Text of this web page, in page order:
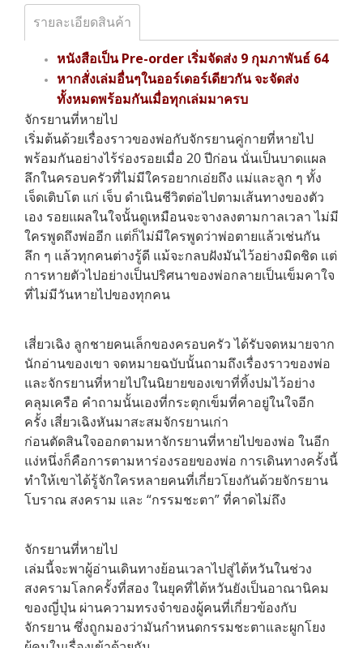
รายละเอียดสินค้า
หนังสือเป็น Pre-order เริ่มจัดส่ง 9 กุมภาพันธ์ 64
หากสั่งเล่มอื่นๆในออร์เดอร์เดียวกัน จะจัดส่ง
ทั้งหมดพร้อมกันเมื่อทุกเล่มมาครบ
จักรยานที่หายไป
เริ่มต้นด้วยเรื่องราวของพ่อกับจักรยานคู่กายที่หายไป
พร้อมกันอย่างไร้ร่องรอยเมื่อ 20 ปีก่อน นั่นเป็นบาดแผล
ลึกในครอบครัวที่ไม่มีใครอยากเอ่ยถึง แม่และลูก ๆ ทั้ง
เจ็ดเติบโต แก่ เจ็บ ดำเนินชีวิตต่อไปตามเส้นทางของตัว
เอง รอยแผลในใจนั้นดูเหมือนจะจางลงตามกาลเวลา ไม่มี
ใครพูดถึงพ่ออีก แต่ก็ไม่มีใครพูดว่าพ่อตายแล้วเช่นกัน
ลึก ๆ แล้วทุกคนต่างรู้ดี แม้จะกลบฝังมันไว้อย่างมิดชิด แต่
การหายตัวไปอย่างเป็นปริศนาของพ่อกลายเป็นเข็มคาใจ
ที่ไม่มีวันหายไปของทุกคน
เสี่ยวเฉิง ลูกชายคนเล็กของครอบครัว ได้รับจดหมายจาก
นักอ่านของเขา จดหมายฉบับนั้นถามถึงเรื่องราวของพ่อ
และจักรยานที่หายไปในนิยายของเขาที่ทิ้งปมไว้อย่าง
คลุมเครือ คำถามนั้นเองที่กระตุกเข็มที่คาอยู่ในใจอีก
ครั้ง เสี่ยวเฉิงหันมาสะสมจักรยานเก่า
ก่อนตัดสินใจออกตามหาจักรยานที่หายไปของพ่อ ในอีก
แง่หนึ่งก็คือการตามหาร่องรอยของพ่อ การเดินทางครั้งนี้
ทำให้เขาได้รู้จักใครหลายคนที่เกี่ยวโยงกันด้วยจักรยาน
โบราณ สงคราม และ “กรรมชะตา” ที่คาดไม่ถึง
จักรยานที่หายไป
เล่มนี้จะพาผู้อ่านเดินทางย้อนเวลาไปสู่ไต้หวันในช่วง
สงครามโลกครั้งที่สอง ในยุคที่ไต้หวันยังเป็นอาณานิคม
ของญี่ปุ่น ผ่านความทรงจำของผู้คนที่เกี่ยวข้องกับ
จักรยานซึ่งถูกมองว่ามันกำหนดกรรมชะตาและผูกโยง